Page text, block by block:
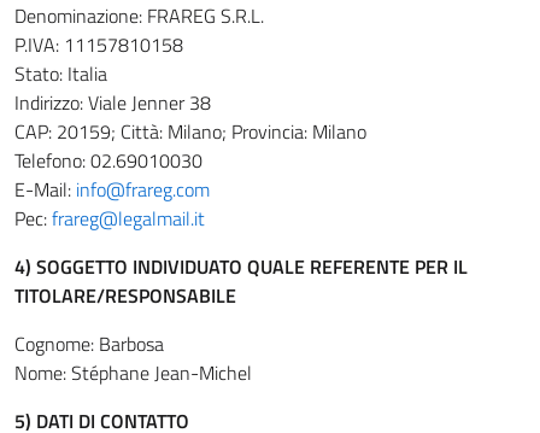
Denominazione: FRAREG S.R.L.
P.IVA: 11157810158
Stato: Italia
Indirizzo: Viale Jenner 38
CAP: 20159; Città: Milano; Provincia: Milano
Telefono: 02.69010030
E-Mail: info@frareg.com
Pec:frareg@legalmail.it
4) SOGGETTO INDIVIDUATO QUALE REFERENTE PER IL
TITOLARE/RESPONSABILE
Cognome: Barbosa
Nome: Stéphane Jean-Michel
5) DATI DI CONTATTO